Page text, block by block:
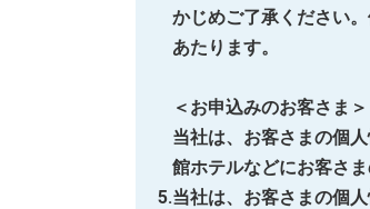
かじめご了承ください
あたります。
＜お申込みのお客さま＞
当社は、お客さまの個
館ホテルなどにお客さ
当社は、お客さまの個